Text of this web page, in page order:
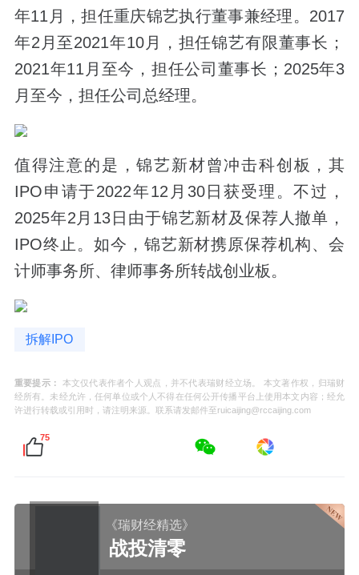
年11月，担任重庆锦艺执行董事兼经理。2017
年2月至2021年10月，担任锦艺有限董事长；
2021年11月至今，担任公司董事长；2025年3
月至今，担任公司总经理。
值得注意的是，锦艺新材曾冲击科创板，其
IPO申请于2022年12月30日获受理。不过，
2025年2月13日由于锦艺新材及保荐人撤单，
IPO终止。如今，锦艺新材携原保荐机构、会
计师事务所、律师事务所转战创业板。
拆解IPO
重要提示：
本文仅代表作者个人观点，并不代表瑞财经立场。 本文著作权，归瑞财
经所有。未经允许，任何单位或个人不得在任何公开传播平台上使用本文内容；经允
许进行转载或引用时，请注明来源。联系请发邮件至ruicaijing@rccaijing.com
75
《瑞财经精选》
战投清零